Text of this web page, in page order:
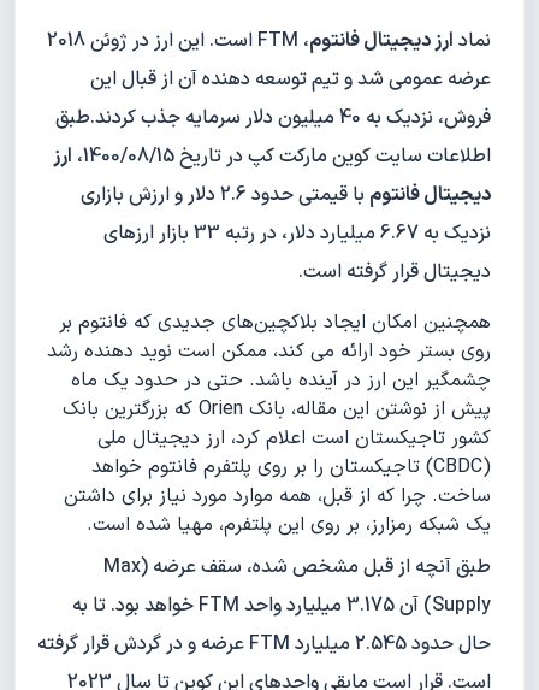
نماد ارز دیجیتال فانتوم
، FTM است. این ارز در ژوئن 2018
عرضه عمومی شد و تیم توسعه دهنده آن از قبال این
فروش، نزدیک به 40 میلیون دلار سرمایه جذب کردند.طبق
اطلاعات سایت کوین مارکت کپ در تاریخ 1400/08/15،
ارز
دیجیتال فانتوم
با قیمتی حدود 2.6 دلار و ارزش بازاری
نزدیک به 6.67 میلیارد دلار، در رتبه 33 بازار ارزهای
دیجیتال قرار گرفته است.
همچنین امکان ایجاد بلاکچین‌های جدیدی که فانتوم بر
روی بستر خود ارائه می کند، ممکن است نوید دهنده رشد
چشمگیر این ارز در آینده باشد. حتی در حدود یک ماه
پیش از نوشتن این مقاله، بانک Orien که بزرگترین بانک
کشور تاجیکستان است اعلام کرد، ارز دیجیتال ملی
(CBDC) تاجیکستان را بر روی پلتفرم فانتوم خواهد
ساخت. چرا که از قبل، همه موارد مورد نیاز برای داشتن
یک شبکه رمزارز، بر روی این پلتفرم، مهیا شده است.
طبق آنچه از قبل مشخص شده، سقف عرضه (Max
Supply) آن 3.175 میلیارد واحد FTM خواهد بود. تا به
حال حدود 2.545 میلیارد FTM عرضه و در گردش قرار گرفته
است. قرار است مابقی واحدهای این کوین تا سال 2023